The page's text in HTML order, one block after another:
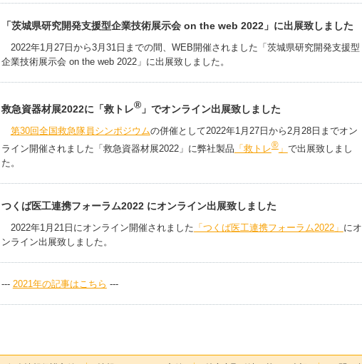
「茨城県研究開発支援型企業技術展示会 on the web 2022」に出展致しました
2022年1月27日から3月31日までの間、WEB開催されました「茨城県研究開発支援型
企業技術展示会 on the web 2022」に出展致しました。
救急資器材展2022に「救トレ®」でオンライン出展致しました
第30回全国救急隊員シンポジウムの併催として2022年1月27日から2月28日までオン
ライン開催されました「救急資器材展2022」に弊社製品 「救トレ®」 で出展致しまし
た。
つくば医工連携フォーラム2022 にオンライン出展致しました
2022年1月21日にオンライン開催されました 「つくば医工連携フォーラム2022」 にオ
ンライン出展致しました。
--- 2021年の記事はこちら ---